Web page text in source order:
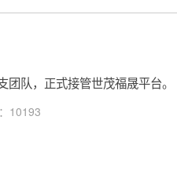
队，正式接管世茂福晟平台。
10193